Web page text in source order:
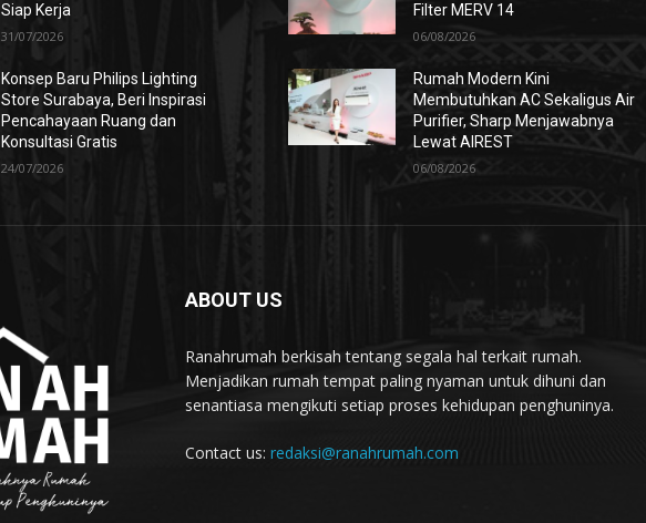
Siap Kerja
31/07/2026
Konsep Baru Philips Lighting
Store Surabaya, Beri Inspirasi
Pencahayaan Ruang dan
Konsultasi Gratis
24/07/2026
Filter MERV 14
06/08/2026
Rumah Modern Kini
Membutuhkan AC Sekaligus Air
Purifier, Sharp Menjawabnya
Lewat AIREST
06/08/2026
ABOUT US
Ranahrumah berkisah tentang segala hal terkait rumah.
Menjadikan rumah tempat paling nyaman untuk dihuni dan
senantiasa mengikuti setiap proses kehidupan penghuninya.
Contact us: redaksi@ranahrumah.com